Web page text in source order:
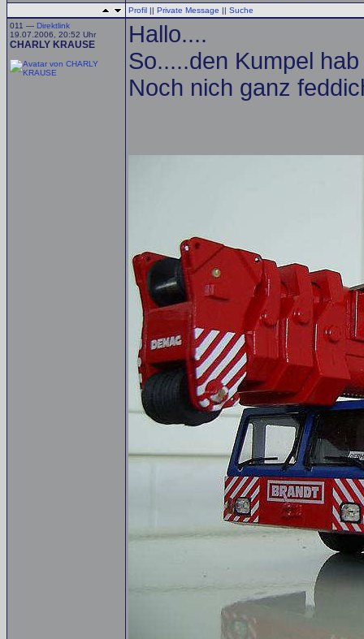
Profil || Private Message || Suche
011 — Direktlink
19.07.2006, 20:52 Uhr
CHARLY KRAUSE
Hallo....
So.....den Kumpel
Noch nich ganz